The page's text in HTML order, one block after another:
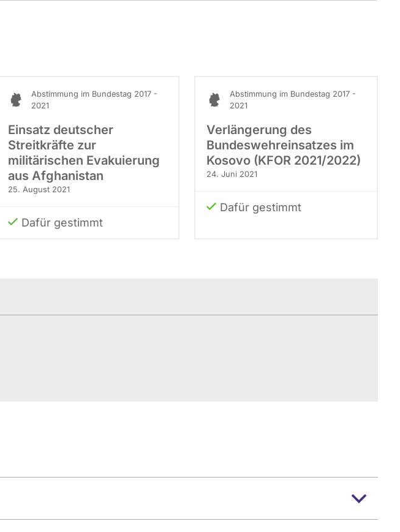
Abstimmung im Bundestag 2017 -
2021
Einsatz deutscher
Streitkräfte zur
militärischen Evakuierung
aus Afghanistan
25. August 2021
Dafür gestimmt
Abstimmung im Bundestag 2017 -
2021
Verlängerung des
Bundeswehreinsatzes im
Kosovo (KFOR 2021/2022)
24. Juni 2021
Dafür gestimmt